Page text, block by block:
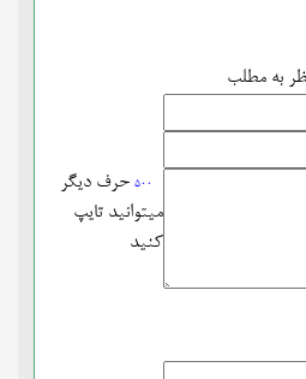
به مطلب
500 حرف دیگر
میتوانید تایپ
کنید